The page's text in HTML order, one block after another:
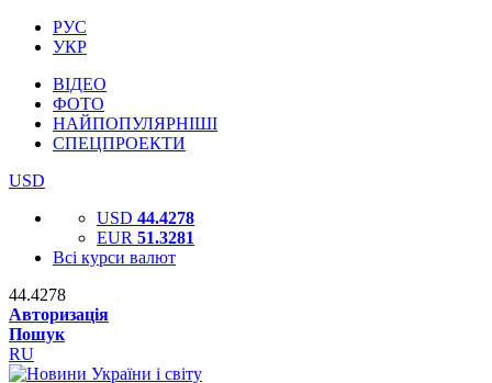
РУС
УКР
ВІДЕО
ФОТО
НАЙПОПУЛЯРНІШІ
СПЕЦПРОЕКТИ
USD
USD 44.4278
EUR 51.3281
Всі курси валют
44.4278
Авторизація
Пошук
RU